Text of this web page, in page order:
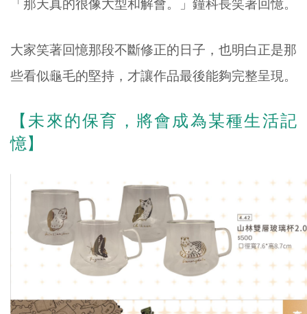
「那天真的很像大型和解會。」鐘科長笑著回憶。
大家笑著回憶那段不斷修正的日子，也明白正是那
些看似龜毛的堅持，才讓作品最後能夠完整呈現。
【未來的保育，將會成為某種生活記
憶】